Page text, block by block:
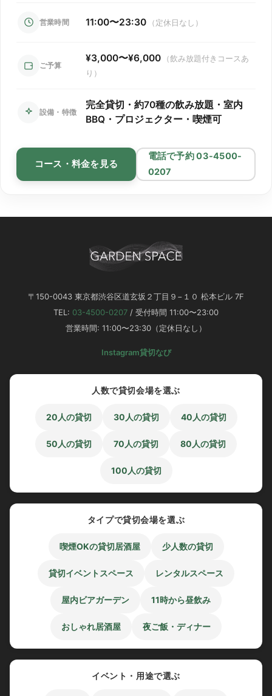
営業時間 11:00〜23:30 （定休日なし）
ご予算
¥3,000〜¥6,000
（飲み放題付きコースあ
り）
設備・特徴
完全貸切・約70種の飲み放題・室内
BBQ・プロジェクター・喫煙可
コース・料金を見る
電話で予約 03-4500-
0207
〒150-0043 東京都渋谷区道玄坂２丁目９−１０ 松本ビル 7F
TEL: 03-4500-0207 / 受付時間 11:00〜23:00
営業時間: 11:00〜23:30（定休日なし）
Instagram貸切なび
人数で貸切会場を選ぶ
20人の貸切 30人の貸切 40人の貸切
50人の貸切 70人の貸切 80人の貸切
100人の貸切
タイプで貸切会場を選ぶ
喫煙OKの貸切居酒屋 少人数の貸切
貸切イベントスペース レンタルスペース
屋内ビアガーデン 11時から昼飲み
おしゃれ居酒屋 夜ご飯・ディナー
イベント・用途で選ぶ